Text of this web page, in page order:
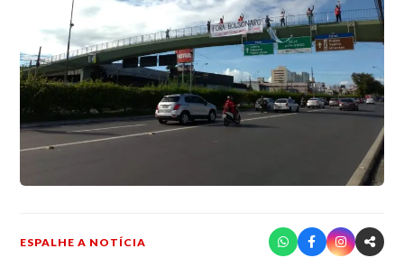
ESPALHE A NOTÍCIA